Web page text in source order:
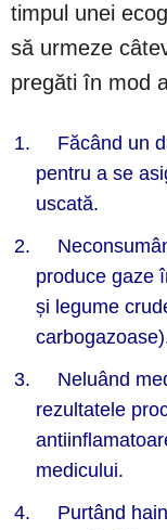
timpul unei
să urmeze
pregăti în mod
Făcând un
pentru a se
uscată.
produce gaze
și legume
Neluând
rezultatele
medicului.
Purtând